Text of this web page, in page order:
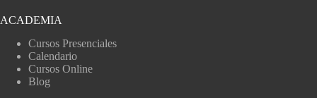
ACADEMIA
Cursos Presenciales
Calendario
Cursos Online
Blog